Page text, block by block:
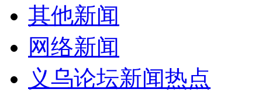
其他新闻
网络新闻
义乌论坛新闻热点